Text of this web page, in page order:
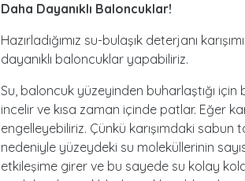
Daha Dayanıklı Baloncuklar!
Hazırladığımız su-bulaşık deterjanı
dayanıklı baloncuklar yapabiliriz.
Su, baloncuk yüzeyinden buharlaştığı
incelir ve kısa zaman içinde patlar. Eğer
engelleyebiliriz. Çünkü karışımdaki sabun
nedeniyle yüzeydeki su moleküllerinin
etkileşime girer ve bu sayede su kolay